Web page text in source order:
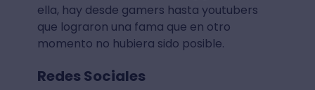
ella, hay desde gamers hasta youtubers
que lograron una fama que en otro
momento no hubiera sido posible.
Redes Sociales